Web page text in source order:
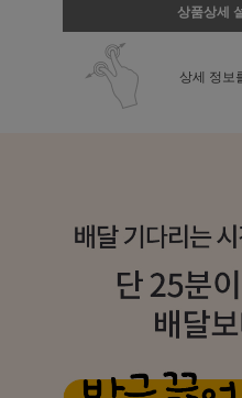
상품상세
상세 정보